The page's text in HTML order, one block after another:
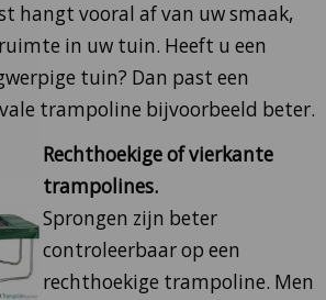
hangt vooral af van uw smaak,
in uw tuin. Heeft u een
tuin? Dan past een
trampoline bijvoorbeeld beter.
Rechthoekige of vierkante
trampolines.
Sprongen zijn beter
controleerbaar op een
rechthoekige trampoline. Men